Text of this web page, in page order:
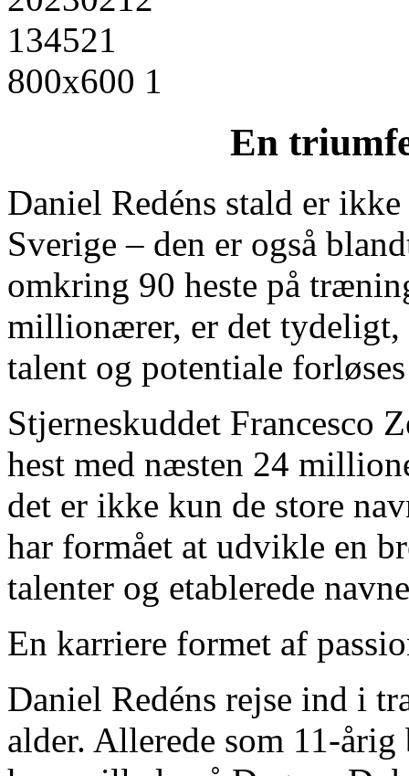
En
Daniel Redéns stald er
Sverige – den er også
omkring 90 heste på
millionærer, er det tydeligt,
talent og potentiale
Stjerneskuddet Francesco
hest med næsten 24
det er ikke kun de store
har formået at udvikle en
talenter og etablerede
En karriere formet af
Daniel Redéns rejse ind i
alder. Allerede som 11-